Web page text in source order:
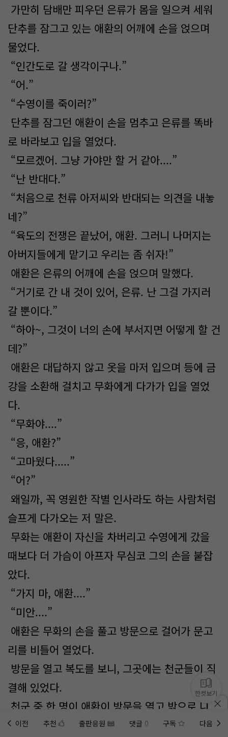
가만히 담배만 피우던 은류가 몸을 일으켜 세워
단추를 잠그고 있는 애환의 어깨에 손을 얹으며
물었다.
“인간도로 갈 생각이구나.”
“어.”
“수영이를 죽이러?”
단추를 잠그던 애환이 손을 멈추고 은류를 똑바
로 바라보고 입을 열었다.
“모르겠어. 그냥 가야만 할 거 같아....”
“난 반대다.”
“처음으로 천류 아저씨와 반대되는 의견을 내놓
네?”
“육도의 전쟁은 끝났어, 애환. 그러니 나머지는
아버지들에게 맡기고 우리는 좀 쉬자!”
애환은 은류의 어깨에 손을 얹으며 말했다.
“거기로 간 내 것이 있어, 은류. 난 그걸 가지러
갈 뿐이다.”
“하아~, 그것이 너의 손에 부서지면 어떻게 할 건
데?”
애환은 대답하지 않고 옷을 마저 입으며 등에 금
강을 소환해 걸치고 무화에게 다가가 입을 열었
다.
“무화야....”
“응, 애환?”
“고마웠다.....”
“어?”
왜일까, 꼭 영원한 작별 인사라도 하는 사람처럼
슬프게 다가오는 저 말은.
무화는 애환이 자신을 차버리고 수영에게 갔을
때보다 더 가슴이 아프자 무심코 그의 손을 붙잡
았다.
“가지 마, 애환....”
“미안....”
애환은 무화의 손을 풀고 방문으로 걸어가 문고
리를 비틀어 열었다.
방문을 열고 복도를 보니, 그곳에는 천군들이 직
결해 있었다.
천군 중 한 명이 애환이 방문을 열고 밖으로 나오
는 모습을 보고, 그에게 걸어와 고개를 숙이며 인
이전 추천 출판응원 댓글 0 구독 다음
한컷보기
홈에미노벨 웹추가하기 미노벨 앱설치하기